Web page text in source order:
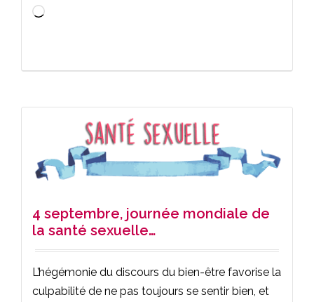
Chargement…
4 septembre, journée mondiale de
la santé sexuelle…
L’hégémonie du discours du bien-être favorise la
culpabilité de ne pas toujours se sentir bien, et